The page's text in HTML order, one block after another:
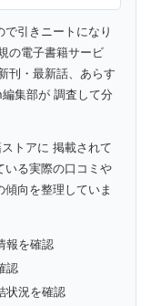
引きニートになり
の電子書籍サービ
刊・最新話、あらす
集部が 調査して分
トアに 掲載されて
いる実際の口コミや
向を整理していま
報を確認
認
状況を確認